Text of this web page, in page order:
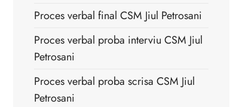
Proces verbal final CSM Jiul Petrosani
Proces verbal proba interviu CSM Jiul
Petrosani
Proces verbal proba scrisa CSM Jiul
Petrosani